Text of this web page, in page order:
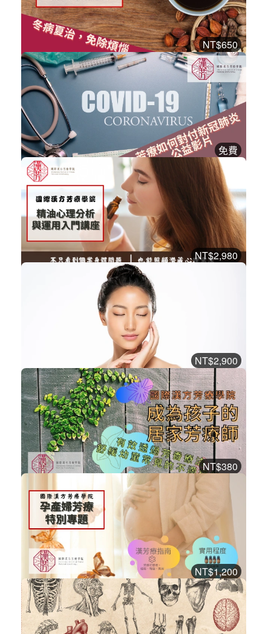
2109
2
NT$650
三伏精油與新冠肺炎應用
漢方芳療課程 加入購物車
購買後有效期限：2026-08-29
1061
2
免費
芳療如何對付新冠肺炎公益影片
漢方芳療課程 立即加入
購買後有效期限：2026-08-29
1041
2
NT$2,980
精油心理分析與運用系列課程
購買後有效期限：2026-10-17
2517
NT$2,900
一看就上手的芳療皮膚養護學
漢方芳療課程 加入購物車
購買後有效期限：2026-10-17
1149
2
NT$380
成為孩子的居家芳療師
漢方芳療課程 加入購物車
購買後有效期限：2026-10-17
1773
NT$1,200
孕產婦芳療特別專題
漢方芳療課程 加入購物車
購買後有效期限：2026-10-17